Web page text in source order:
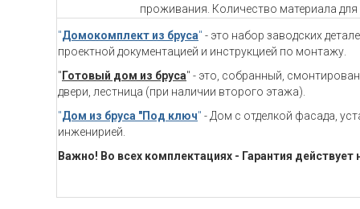
проживания. Количество материала
"Домокомплект из бруса" - это набор заводских
проектной документацией и инструкцией по монтажу.
" Готовый дом из бруса" - это, собранный,
двери, лестница (при наличии второго этажа).
"Дом из бруса "Под ключ" - Дом с отделкой фасада,
инженирией.
Важно! Во всех комплектациях - Гарантия действует